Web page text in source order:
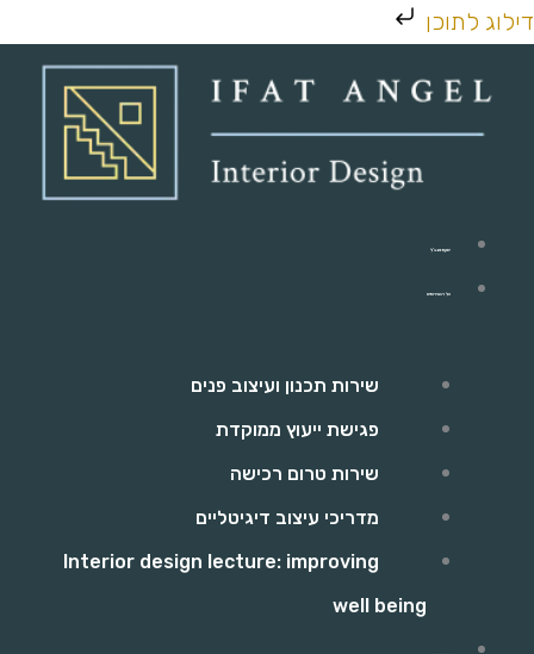
דילוג לתוכן
דילוג
יפעת אנג'ל
כל השירותים
שירות תכנון ועיצוב פנים
פגישת ייעוץ ממוקדת
שירות טרום רכישה
מדריכי עיצוב דיגיטליים
Interior design lecture: improving
well being